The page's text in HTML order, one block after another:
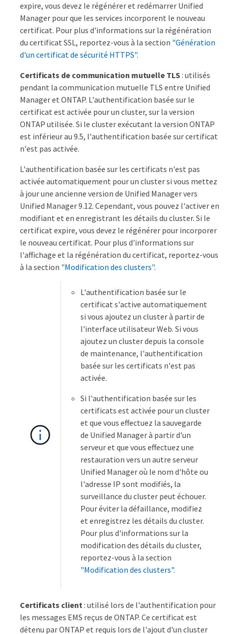
expire, vous devez le régénérer et redémarrer Unified
Manager pour que les services incorporent le nouveau
certificat. Pour plus d'informations sur la régénération
du certificat SSL, reportez-vous à la section "Génération
d'un certificat de sécurité HTTPS".
Certificats de communication mutuelle TLS: utilisés
pendant la communication mutuelle TLS entre Unified
Manager et ONTAP. L'authentification basée sur le
certificat est activée pour un cluster, sur la version
ONTAP utilisée. Si le cluster exécutant la version ONTAP
est inférieur au 9.5, l'authentification basée sur certificat
n'est pas activée.
L'authentification basée sur les certificats n'est pas
activée automatiquement pour un cluster si vous mettez
à jour une ancienne version de Unified Manager vers
Unified Manager 9.12. Cependant, vous pouvez l'activer en
modifiant et en enregistrant les détails du cluster. Si le
certificat expire, vous devez le régénérer pour incorporer
le nouveau certificat. Pour plus d'informations sur
l'affichage et la régénération du certificat, reportez-vous
à la section "Modification des clusters".
L'authentification basée sur le
certificat s'active automatiquement
si vous ajoutez un cluster à partir de
l'interface utilisateur Web. Si vous
ajoutez un cluster depuis la console
de maintenance, l'authentification
basée sur les certificats n'est pas
activée.
Si l'authentification basée sur les
certificats est activée pour un cluster
et que vous effectuez la sauvegarde
de Unified Manager à partir d'un
serveur et que vous effectuez une
restauration vers un autre serveur
Unified Manager où le nom d'hôte ou
l'adresse IP sont modifiés, la
surveillance du cluster peut échouer.
Pour éviter la défaillance, modifiez
et enregistrez les détails du cluster.
Pour plus d'informations sur la
modification des détails du cluster,
reportez-vous à la section
"Modification des clusters".
Certificats client: utilisé lors de l'authentification pour
les messages EMS reçus de ONTAP. Ce certificat est
détenu par ONTAP et requis lors de l'ajout d'un cluster